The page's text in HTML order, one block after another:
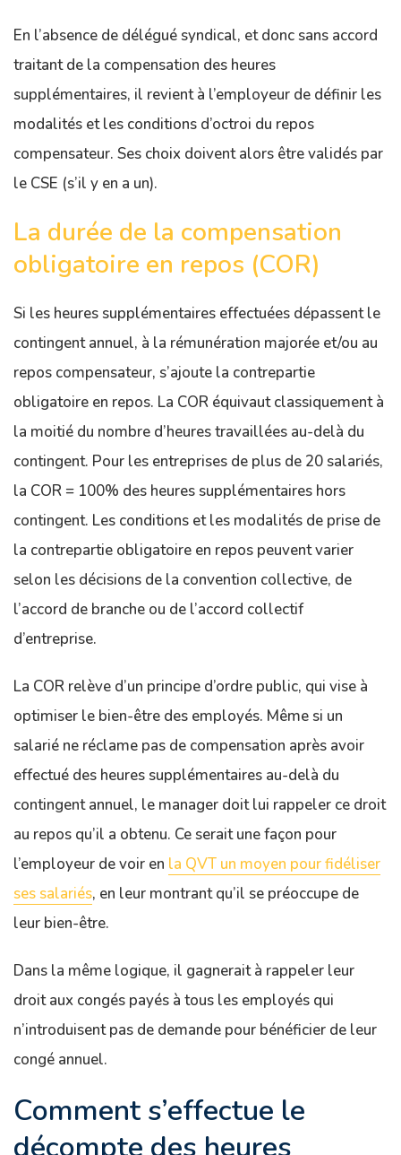
En l’absence de délégué syndical, et donc sans accord
traitant de la compensation des heures
supplémentaires, il revient à l’employeur de définir les
modalités et les conditions d’octroi du repos
compensateur. Ses choix doivent alors être validés par
le CSE (s’il y en a un).
La durée de la compensation
obligatoire en repos (COR)
Si les heures supplémentaires effectuées dépassent le
contingent annuel, à la rémunération majorée et/ou au
repos compensateur, s’ajoute la contrepartie
obligatoire en repos. La COR équivaut classiquement à
la moitié du nombre d’heures travaillées au-delà du
contingent. Pour les entreprises de plus de 20 salariés,
la COR = 100% des heures supplémentaires hors
contingent. Les conditions et les modalités de prise de
la contrepartie obligatoire en repos peuvent varier
selon les décisions de la convention collective, de
l’accord de branche ou de l’accord collectif
d’entreprise.
La COR relève d’un principe d’ordre public, qui vise à
optimiser le bien-être des employés. Même si un
salarié ne réclame pas de compensation après avoir
effectué des heures supplémentaires au-delà du
contingent annuel, le manager doit lui rappeler ce droit
au repos qu’il a obtenu. Ce serait une façon pour
l’employeur de voir en la QVT un moyen pour fidéliser
ses salariés, en leur montrant qu’il se préoccupe de
leur bien-être.
Dans la même logique, il gagnerait à rappeler leur
droit aux congés payés à tous les employés qui
n’introduisent pas de demande pour bénéficier de leur
congé annuel.
Comment s’effectue le